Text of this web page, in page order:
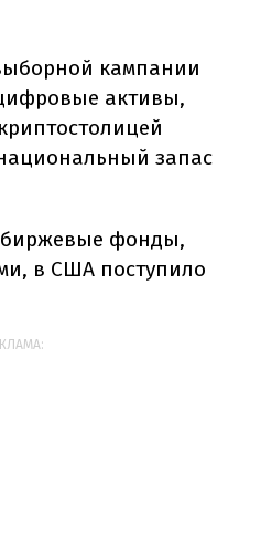
кампании
активы,
запас
фонды,
в США поступило